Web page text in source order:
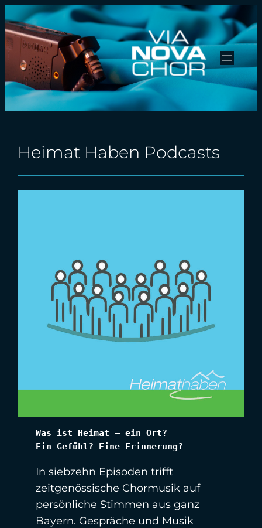
Zum
Inhalt
springen
Heimat Haben Podcasts
Was ist Heimat – ein Ort?
Ein Gefühl? Eine Erinnerung?
In siebzehn Episoden trifft
zeitgenössische Chormusik auf
persönliche Stimmen aus ganz
Bayern. Gespräche und Musik